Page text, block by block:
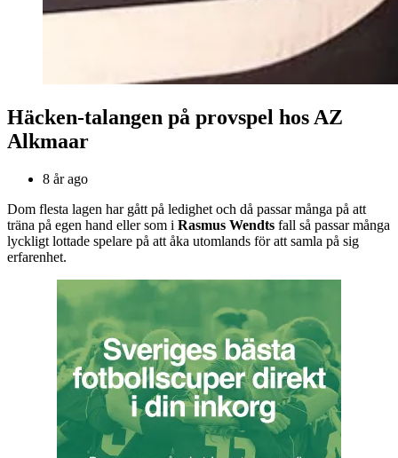
Häcken-talangen på provspel hos AZ
Alkmaar
8 år ago
Dom flesta lagen har gått på ledighet och då passar många på att
träna på egen hand eller som i Rasmus Wendts fall så passar många
lyckligt lottade spelare på att åka utomlands för att samla på sig
erfarenhet.